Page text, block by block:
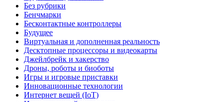
Без рубрики
Бенчмарки
Бесконтактные контроллеры
Будущее
Виртуальная и дополненная реальность
Десктопные процессоры и видеокарты
Джейлбрейк и хакерство
Дроны, роботы и биоботы
Игры и игровые приставки
Инновационные технологии
Интернет вещей (IoT)